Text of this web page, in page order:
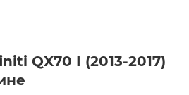
QX70 I (2013-2017)